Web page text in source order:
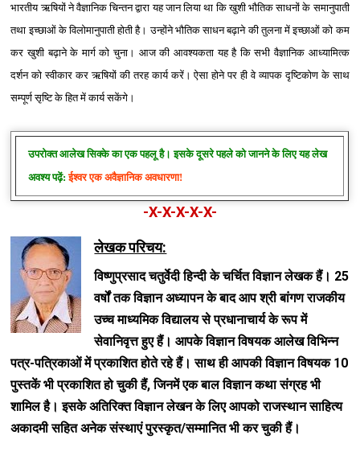
भारतीय ऋषियों ने वैज्ञानिक चिन्तन द्वारा यह जान लिया था कि खुशी भौतिक साधनों के समानुपाती
तथा इच्छाओं के विलोमानुपाती होती है। उन्होंने भौतिक साधन बढ़ाने की तुलना में इच्छाओं को कम
कर खुशी बढ़ाने के मार्ग को चुना। आज की आवश्‍यकता यह है कि सभी वैज्ञानिक आध्यामित्क
दर्शन को स्वीकार कर ऋषियों की तरह कार्य करें। ऐसा होने पर ही वे व्यापक दृष्टिकोण के साथ
सम्पूर्ण सृष्टि के हित में कार्य सकेंगे।
उपरोक्त आलेख सिक्के का एक पहलू है। इसके दूसरे पहले को जानने के लिए यह लेख
अवश्य पढ़ें:ईश्वर एक अवैज्ञानिक अवधारणा!
-X-X-X-X-X-
लेखक परिचय:
विष्णुप्रसाद चतुर्वेदी हिन्दी के चर्चित विज्ञान लेखक हैं। 25
वर्षों तक विज्ञान अध्यापन के बाद आप श्री बांगण राजकीय
उच्च माध्यमिक विद्यालय से प्रधानाचार्य के रूप में
सेवानिवृत्त हुए हैं। आपके विज्ञान विषयक आलेख वि‍भि‍न्न
पत्र-पत्रिकाओं में प्रकाशि‍त होते रहे हैं। साथ ही आपकी विज्ञान विषयक 10
पुस्तकें भी प्रकाशि‍त हो चुकी हैं, जिनमें एक बाल विज्ञान कथा संग्रह भी
शामिल है। इसके अतिरिक्त विज्ञान लेखन के लिए आपको राजस्थान साहित्य
अकादमी सहित अनेक संस्थाएं पुरस्कृत/सम्मानित भी कर चुकी हैं।